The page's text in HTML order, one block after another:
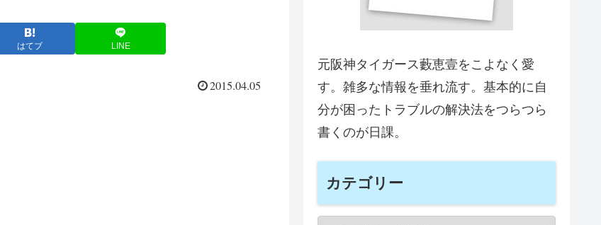
はてブ LINE
2015.04.05
元阪神タイガース藪恵壹をこよなく愛
す。雑多な情報を垂れ流す。基本的に自
分が困ったトラブルの解決法をつらつら
書くのが日課。
カテゴリー